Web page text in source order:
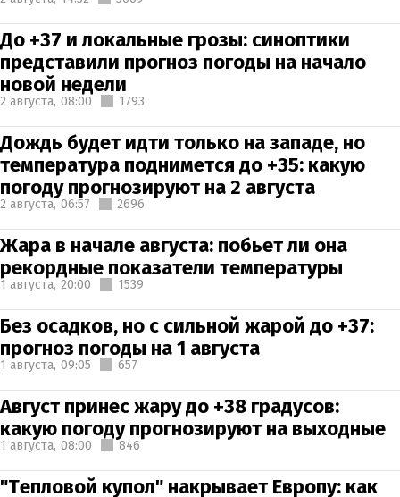
До +37 и локальные грозы: синоптики
представили прогноз погоды на начало
новой недели
2 августа, 08:00 1793
Дождь будет идти только на западе, но
температура поднимется до +35: какую
погоду прогнозируют на 2 августа
2 августа, 06:57 2696
Жара в начале августа: побьет ли она
рекордные показатели температуры
1 августа, 20:00 1539
Без осадков, но с сильной жарой до +37:
прогноз погоды на 1 августа
1 августа, 09:05 657
Август принес жару до +38 градусов:
какую погоду прогнозируют на выходные
1 августа, 08:00 846
"Тепловой купол" накрывает Европу: как